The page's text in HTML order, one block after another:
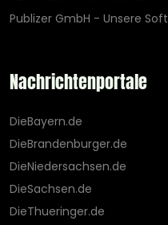
Publizer GmbH - Unsere
Nachrichtenportale
DieBayern.de
DieBrandenburger.de
DieNiedersachsen.de
DieSachsen.de
DieThueringer.de